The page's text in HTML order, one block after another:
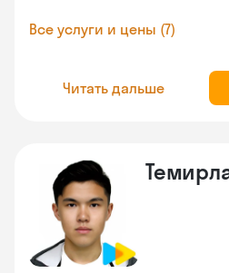
Все услуги и цены (7)
Читать дальше